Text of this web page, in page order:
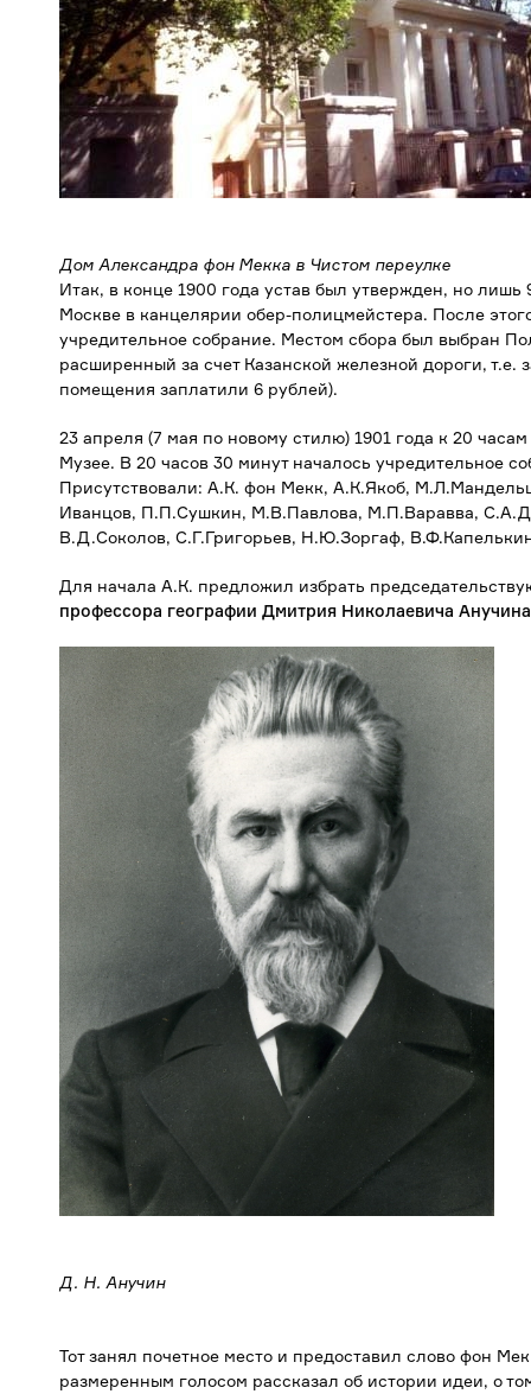
Дом Александра фон Мекка в Чистом переулке
Итак, в конце 1900 года устав был утвержден, но лишь
Москве в канцелярии обер-полицмейстера. После
учредительное собрание. Местом сбора был выбран
расширенный за счет Казанской железной дороги, т.е.
помещения заплатили 6 рублей).
23 апреля (7 мая по новому стилю) 1901 года к 20
Музее. В 20 часов 30 минут началось учредительное
Присутствовали: А.К. фон Мекк, А.К.Якоб,
Иванцов, П.П.Сушкин, М.В.Павлова, М.П.Варавва,
В.Д.Соколов, С.Г.Григорьев, Н.Ю.Зоргаф,
Для начала А.К. предложил избрать
профессора географии Дмитрия Николаевича
Д. Н. Анучин
Тот занял почетное место и предоставил слово фон
размеренным голосом рассказал об истории идеи, о